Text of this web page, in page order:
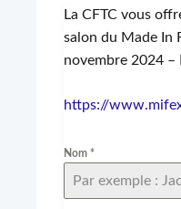
La CFTC vous
salon du Made In
novembre 2024 –
https://
Nom *